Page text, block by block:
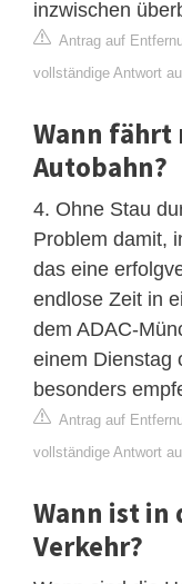
inzwischen
Antrag auf
vollständige Antwort
Wann fährt
Autobahn?
4. Ohne Stau
Problem damit,
das eine
endlose Zeit in
dem ADAC-
einem Dienstag
besonders
Antrag auf
vollständige Antwort
Wann ist in
Verkehr?